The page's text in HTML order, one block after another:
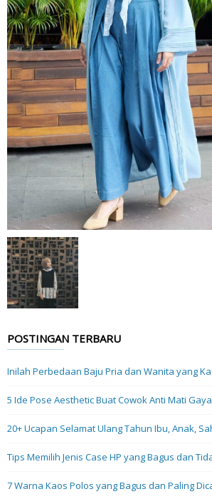
POSTINGAN TERBARU
Inilah Perbedaan Baju Pria dan Wanita yang
5 Ide Pose Aesthetic Buat Cowok Anti Mati Gaya
20+ Ucapan Selamat Ulang Tahun Ibu, Anak,
Tips Memilih Jenis Case HP yang Bagus dan
7 Warna Kaos Polos yang Bagus dan Paling